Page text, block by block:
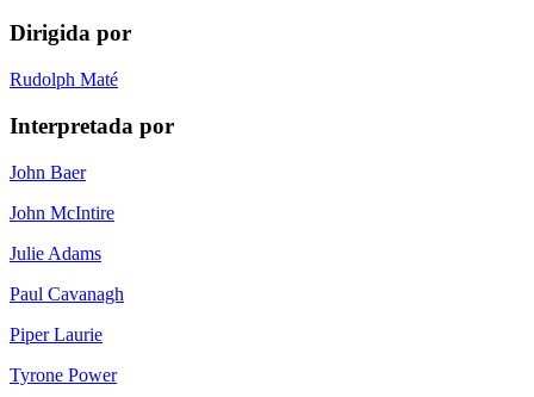
Dirigida por
Rudolph Maté
Interpretada por
John Baer
John McIntire
Julie Adams
Paul Cavanagh
Piper Laurie
Tyrone Power